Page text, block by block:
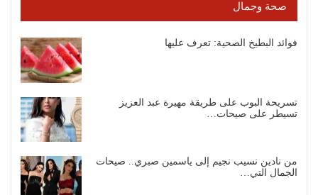
صحة وجمال
فوائد البطيخ الصحية: تعرف عليها
تسريحة البوب على طريقة مهيرة عبد العزيز
تسيطر على صيحات…
من نادين نسيب نجيم إلى ياسمين صبري.. صيحات
الجمال التي…